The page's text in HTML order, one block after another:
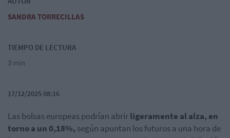
SANDRA TORRECILLAS
TIEMPO DE LECTURA
3 min
17/12/2025 08:16
Las bolsas europeas podrían abrirligeramente al alza, en
torno a un 0,18%, según apuntan los futuros a una hora de